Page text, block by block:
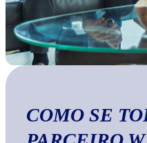
COMO SE